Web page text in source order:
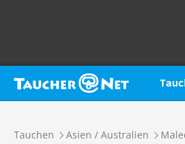
Tauchen Asien / Australien